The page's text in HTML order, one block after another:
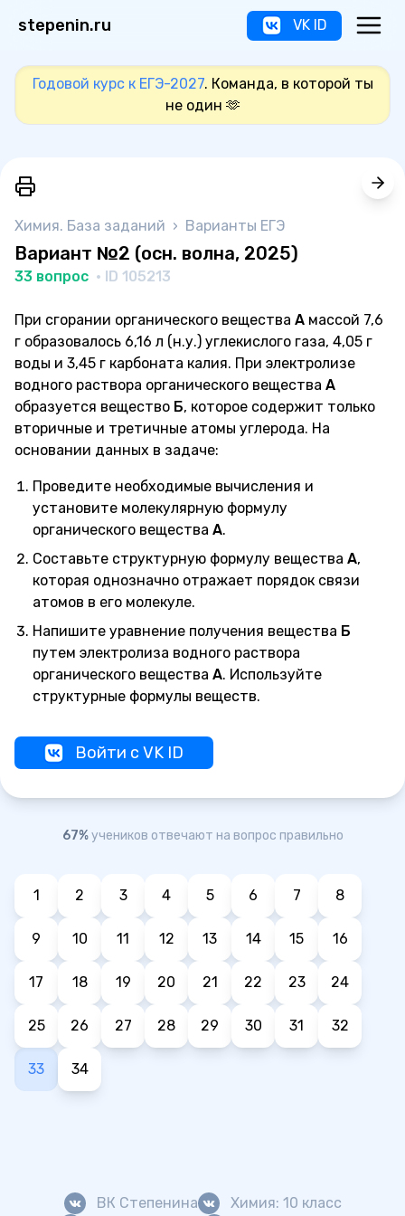
stepenin.ru VK ID
Годовой курс к ЕГЭ-2027. Команда, в которой ты
не один 🫶
Химия. База заданий › Варианты ЕГЭ
Вариант №2 (осн. волна, 2025)
33 вопрос · ID 105213
При сгорании органического вещества А массой 7,6
г образовалось 6,16 л (н.у.) углекислого газа, 4,05 г
воды и 3,45 г карбоната калия. При электролизе
водного раствора органического вещества А
образуется вещество Б, которое содержит только
вторичные и третичные атомы углерода. На
основании данных в задаче:
Проведите необходимые вычисления и
установите молекулярную формулу
органического вещества А.
Составьте структурную формулу вещества А,
которая однозначно отражает порядок связи
атомов в его молекуле.
Напишите уравнение получения вещества Б
путем электролиза водного раствора
органического вещества А. Используйте
структурные формулы веществ.
Войти с VK ID
67%учеников отвечают на вопрос правильно
1 2 3 4 5 6 7 8
9 10 11 12 13 14 15 16
17 18 19 20 21 22 23 24
25 26 27 28 29 30 31 32
33 34
ВК Степенина Химия: 10 класс